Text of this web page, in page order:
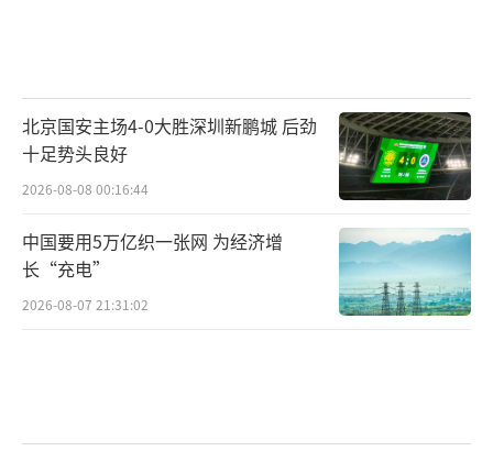
北京国安主场4-0大胜深圳新鹏城 后劲
十足势头良好
2026-08-08 00:16:44
中国要用5万亿织一张网 为经济增
长“充电”
2026-08-07 21:31:02